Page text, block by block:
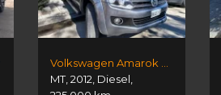
Volkswagen Amarok Highline 4x4
MT,2012, Diesel,